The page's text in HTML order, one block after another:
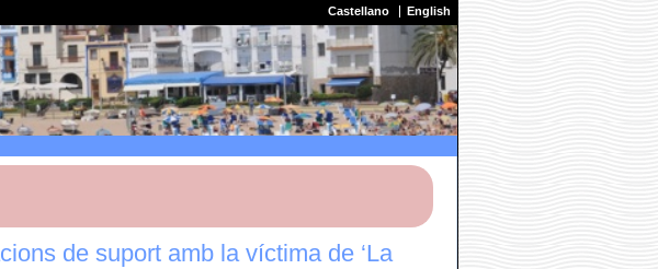
Castellano English
de suport amb la víctima de ‘La